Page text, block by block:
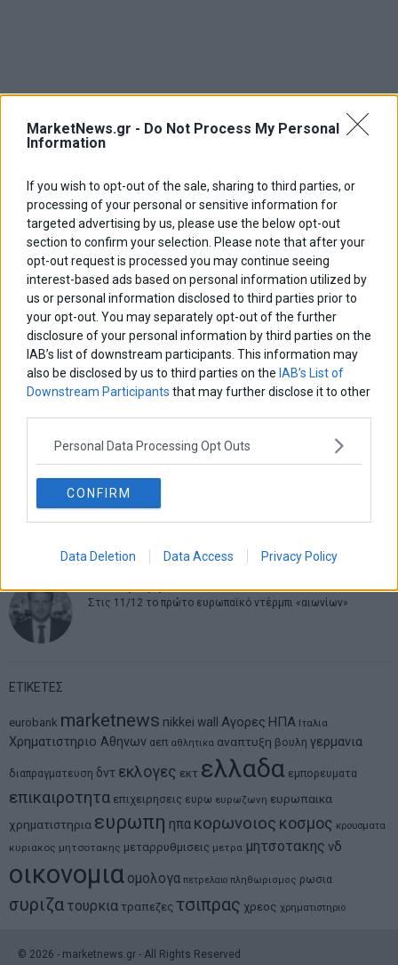
MarketNews.gr - Do Not Process My Personal
Information
If you wish to opt-out of the sale, sharing to third parties, or
processing of your personal or sensitive information for
targeted advertising by us, please use the below opt-out
section to confirm your selection. Please note that after your
opt-out request is processed you may continue seeing
interest-based ads based on personal information utilized by
us or personal information disclosed to third parties prior to
your opt-out. You may separately opt-out of the further
disclosure of your personal information by third parties on the
IAB’s list of downstream participants. This information may
also be disclosed by us to third parties on the IAB’s List of
Downstream Participants that may further disclose it to other
Personal Data Processing Opt Outs
CONFIRM
Data Deletion Data Access Privacy Policy
ΑΡΘΡΟΓΡΑΦΟΙ
Οι «τιμωροί» των ομολόγων επέστρεψαν
Εύη Φραγκάκη
Η αληθινή παιδεία ξεκινά από την ψυχή…
Σταματίνα Σταματάκου
Η βία κατά των ζώων δεν αντέχει βολικές ερμηνείες
Δημήτρης Καμπουράκης
Από την αποθέωση στην καταγγελία: Η Ελλάδα πάντα
ψάχνει τον επόμενο Μεσσία
Νικόλαος Φουρτζής
MIT Sloan: Οι AI-driven επιχειρήσεις διαμορφώνουν το νέο
Θανάσης Κρητικός
Στις 11/12 το πρώτο ευρωπαϊκό ντέρμπι «αιωνίων»
ΕΤΙΚΕΤΕΣ
eurobank marketnews nikkei wall Αγορες ΗΠΑ Ιταλια
Χρηματιστηριο Αθηνων αεπ αθλητικα αναπτυξη βουλη γερμανια
διαπραγματευση δντ εκλογες εκτ ελλαδα εμπορευματα
επικαιροτητα επιχειρησεις ευρω ευρωζωνη ευρωπαικα
χρηματιστηρια ευρωπη ηπα κορωνοιος κοσμος κρουσματα
κυριακος μητσοτακης μεταρρυθμισεις μετρα μητσοτακης νδ
οικονομια ομολογα πετρελαιο πληθωρισμος ρωσια
συριζα τουρκια τραπεζες τσιπρας χρεος χρηματιστηριο
© 2026 - marketnews.gr - All Rights Reserved